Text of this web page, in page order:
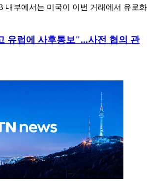
내부에서는 미국이 이번 거래에서 유로화
유럽에 사후통보"...사전 협의 관